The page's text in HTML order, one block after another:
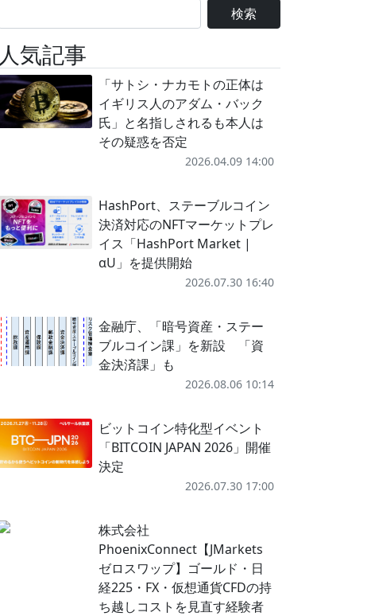
検索
人気記事
「サトシ・ナカモトの正体は
イギリス人のアダム・バック
氏」と名指しされるも本人は
その疑惑を否定
2026.04.09 14:00
HashPort、ステーブルコイン
決済対応のNFTマーケットプレ
イス「HashPort Market |
αU」を提供開始
2026.07.30 16:40
金融庁、「暗号資産・ステー
ブルコイン課」を新設 「資
金決済課」も
2026.08.06 10:14
ビットコイン特化型イベント
「BITCOIN JAPAN 2026」開催
決定
2026.07.30 17:00
株式会社
PhoenixConnect【JMarkets
ゼロスワップ】ゴールド・日
経225・FX・仮想通貨CFDの持
ち越しコストを見直す経験者